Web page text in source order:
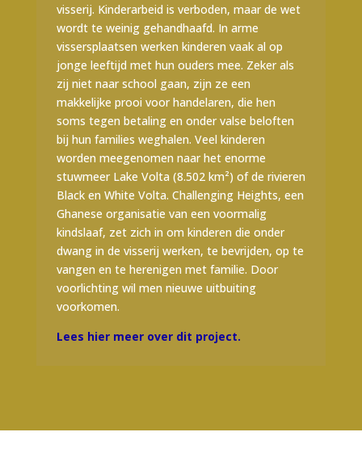
visserij. Kinderarbeid is verboden, maar de wet
wordt te weinig gehandhaafd. In arme
vissersplaatsen werken kinderen vaak al op
jonge leeftijd met hun ouders mee. Zeker als
zij niet naar school gaan, zijn ze een
makkelijke prooi voor handelaren, die hen
soms tegen betaling en onder valse beloften
bij hun families weghalen. Veel kinderen
worden meegenomen naar het enorme
stuwmeer Lake Volta (8.502 km²) of de rivieren
Black en White Volta. Challenging Heights, een
Ghanese organisatie van een voormalig
kindslaaf, zet zich in om kinderen die onder
dwang in de visserij werken, te bevrijden, op te
vangen en te herenigen met familie. Door
voorlichting wil men nieuwe uitbuiting
voorkomen.
Lees hier meer over dit project.